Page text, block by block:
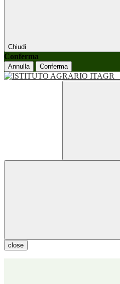
Chiudi
Conferma
Annulla Conferma
close